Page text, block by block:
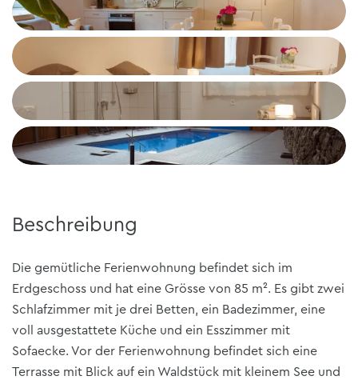
Beschreibung
Die gemütliche Ferienwohnung befindet sich im
Erdgeschoss und hat eine Grösse von 85 m². Es gibt zwei
Schlafzimmer mit je drei Betten, ein Badezimmer, eine
voll ausgestattete Küche und ein Esszimmer mit
Sofaecke. Vor der Ferienwohnung befindet sich eine
Terrasse mit Blick auf ein Waldstück mit kleinem See und